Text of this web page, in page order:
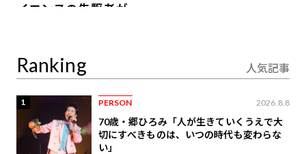
イエンスの先駆者が語
Ranking 人気記事
1 PERSON 2026.8.8
70歳・郷ひろみ「人が生きていくうえで大
切にすべきものは、いつの時代も変わらな
い」